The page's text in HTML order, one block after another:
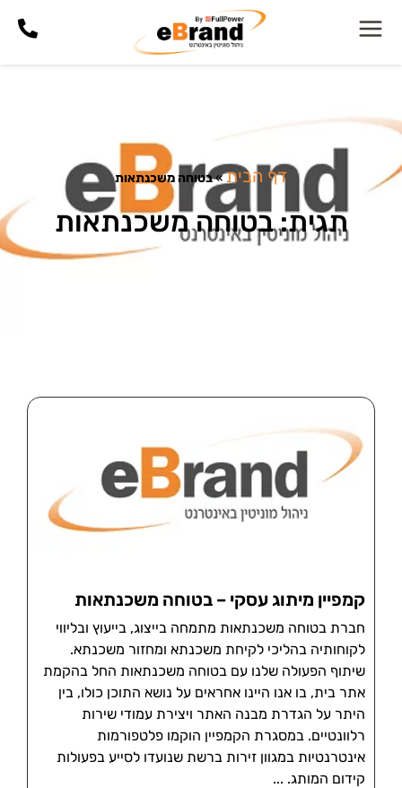
דף הבית»בטוחה משכנתאות
תגית: בטוחה משכנתאות
קמפיין מיתוג עסקי – בטוחה משכנתאות
חברת בטוחה משכנתאות מתמחה בייצוג, בייעוץ ובליווי
לקוחותיה בהליכי לקיחת משכנתא ומחזור משכנתא.
שיתוף הפעולה שלנו עם בטוחה משכנתאות החל בהקמת
אתר בית, בו אנו היינו אחראים על נושא התוכן כולו, בין
היתר על הגדרת מבנה האתר ויצירת עמודי שירות
רלוונטיים. במסגרת הקמפיין הוקמו פלטפורמות
אינטרנטיות במגוון זירות ברשת שנועדו לסייע בפעולות
קידום המותג.